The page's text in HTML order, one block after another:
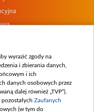
wyrazić zgody na
i zbierania danych,
i ich
danych osobowych przez
dalej również „TVP”),
pozostałych Zaufanych
(w tym do